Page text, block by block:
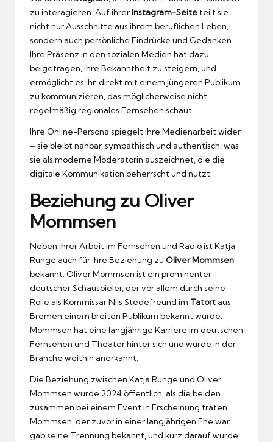
zu interagieren. Auf ihrerInstagram-Seite teilt sie
nicht nur Ausschnitte aus ihrem beruflichen Leben,
sondern auch persönliche Eindrücke und Gedanken.
Ihre Präsenz in den sozialen Medien hat dazu
beigetragen, ihre Bekanntheit zu steigern, und
ermöglicht es ihr, direkt mit einem jüngeren Publikum
zu kommunizieren, das möglicherweise nicht
regelmäßig regionales Fernsehen schaut.
Ihre Online-Persona spiegelt ihre Medienarbeit wider
– sie bleibt nahbar, sympathisch und authentisch, was
sie als moderne Moderatorin auszeichnet, die die
digitale Kommunikation beherrscht und nutzt.
Beziehung zu Oliver
Mommsen
Neben ihrer Arbeit im Fernsehen und Radio ist Katja
Runge auch für ihre Beziehung zu Oliver Mommsen
bekannt. Oliver Mommsen ist ein prominenter
deutscher Schauspieler, der vor allem durch seine
Rolle als Kommissar Nils Stedefreund im Tatortaus
Bremen einem breiten Publikum bekannt wurde.
Mommsen hat eine langjährige Karriere im deutschen
Fernsehen und Theater hinter sich und wurde in der
Branche weithin anerkannt.
Die Beziehung zwischen Katja Runge und Oliver
Mommsen wurde 2024 öffentlich, als die beiden
zusammen bei einem Event in Erscheinung traten.
Mommsen, der zuvor in einer langjährigen Ehe war,
gab seine Trennung bekannt, und kurz darauf wurde